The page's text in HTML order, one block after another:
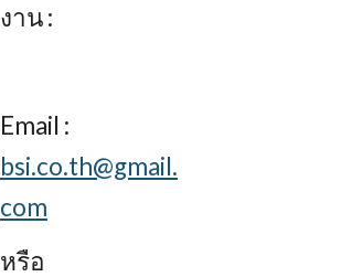
งาน :
Email :
bsi.co.th@gmail.
com
หรือ